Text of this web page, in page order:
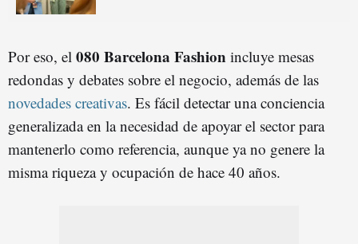
Por eso, el 080 Barcelona Fashion incluye mesas
redondas y debates sobre el negocio, además de las
novedades creativas. Es fácil detectar una conciencia
generalizada en la necesidad de apoyar el sector para
mantenerlo como referencia, aunque ya no genere la
misma riqueza y ocupación de hace 40 años.